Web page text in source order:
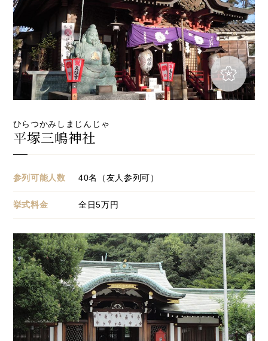
ひらつかみしまじんじゃ
平塚三嶋神社
参列可能人数 40名（友人参列可）
挙式料金 全日5万円